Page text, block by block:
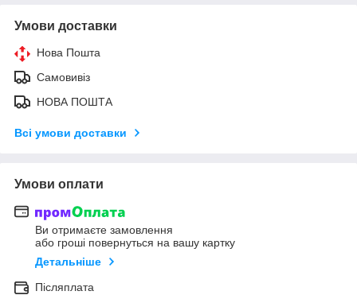
Умови доставки
Нова Пошта
Самовивіз
НОВА ПОШТА
Всі умови доставки
Умови оплати
Ви отримаєте замовлення
або гроші повернуться на вашу картку
Детальніше
Післяплата